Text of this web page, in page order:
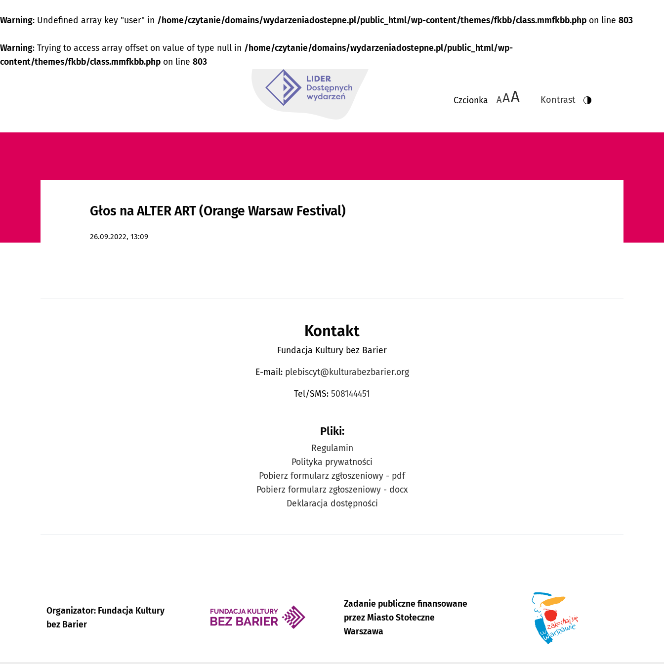
Warning: Undefined array key "user" in /home/czytanie/domains/wydarzeniadostepne.pl/public_html/wp-content/themes/fkbb/class.mmfkbb.php on line 803
Warning: Trying to access array offset on value of type null in /home/czytanie/domains/wydarzeniadostepne.pl/public_html/wp-
content/themes/fkbb/class.mmfkbb.php on line 803
Czcionka AAA Kontrast
Głos na ALTER ART (Orange Warsaw Festival)
26.09.2022,godz.
13:09
Kontakt
Fundacja Kultury bez Barier
E-mail: plebiscyt@kulturabezbarier.org
Tel/SMS: 508144451
Pliki:
Regulamin
Polityka prywatności
Pobierz formularz zgłoszeniowy - pdf
Pobierz formularz zgłoszeniowy - docx
Deklaracja dostępności
Organizator: Fundacja Kultury
bez Barier
Zadanie publiczne finansowane
przez Miasto Stołeczne
Warszawa